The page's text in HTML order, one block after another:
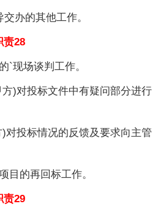
办的其他工作。
责28
场谈判工作。
对投标文件中有疑问部分进行
投标情况的反馈及要求向主管
的再回标工作。
责29